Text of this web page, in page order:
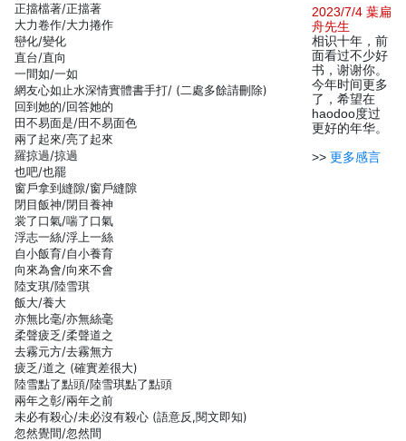
正擋檔著/正擋著
大力卷作/大力捲作
巒化/變化
直台/直向
一間如/一如
網友心如止水深情實體書手打/ (二處多餘請刪除)
回到她的/回答她的
田不易面是/田不易面色
兩了起來/亮了起來
羅掠過/掠過
也吧/也罷
窗戶拿到縫隙/窗戶縫隙
閉目飯神/閉目養神
裳了口氣/喘了口氣
浮志一絲/浮上一絲
自小飯育/自小養育
向來為會/向來不會
陸支琪/陸雪琪
飯大/養大
亦無比毫/亦無絲毫
柔聲疲乏/柔聲道之
去霧元方/去霧無方
疲乏/道之 (確實差很大)
陸雪點了點頭/陸雪琪點了點頭
兩年之彰/兩年之前
未必有殺心/未必沒有殺心 (語意反,閱文即知)
忽然覺間/忽然間
2023/7/4 葉扁
舟先生
相识十年，前
面看过不少好
书，谢谢你。
今年时间更多
了，希望在
haodoo度过
更好的年华。
>> 更多感言